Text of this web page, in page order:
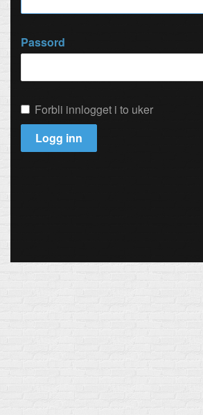
Passord
Forbli innlogget i to uker
Logg inn